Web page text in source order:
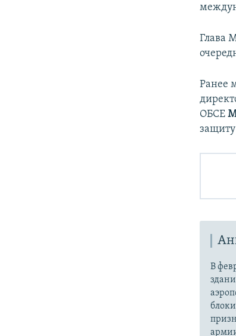
Глава
Ранее
ОБСЕ
В